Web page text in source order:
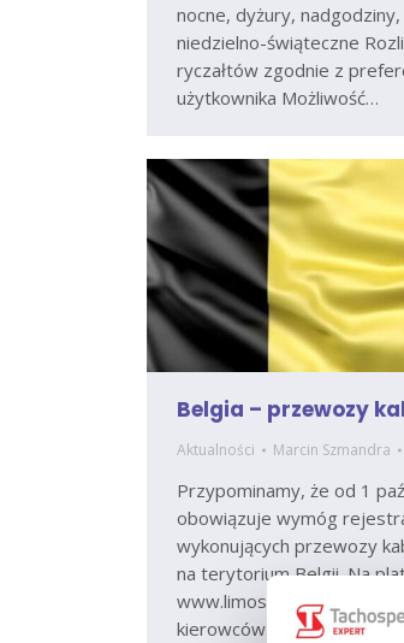
nocne, dyżury,
niedzielno-świąteczne
ryczałtów zgodnie z
użytkownika Możliwość…
Belgia – przewozy
Aktualności Marcin Szmandra
Przypominamy, że od 1
obowiązuje wymóg
wykonujących przewozy
na terytorium Belgii. Na
www.limosa.be możliwa
kierowców. Należy mieć na